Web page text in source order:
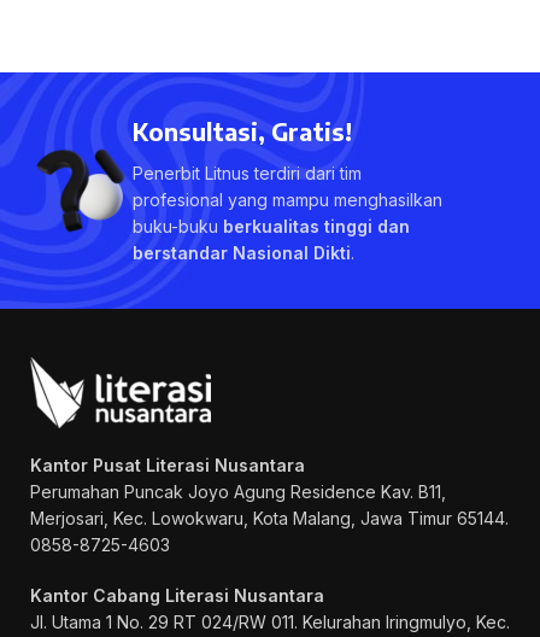
Konsultasi, Gratis!
Penerbit Litnus terdiri dari tim
profesional yang mampu menghasilkan
buku-buku berkualitas tinggi dan
berstandar Nasional Dikti.
Kantor Pusat Literasi Nusantara
Perumahan Puncak Joyo Agung Residence Kav. B11,
Merjosari, Kec. Lowokwaru, Kota Malang, Jawa Timur 65144.
0858-8725-4603
Kantor Cabang Literasi Nusantara
Jl. Utama 1 No. 29 RT 024/RW 011. Kelurahan Iringmulyo, Kec.